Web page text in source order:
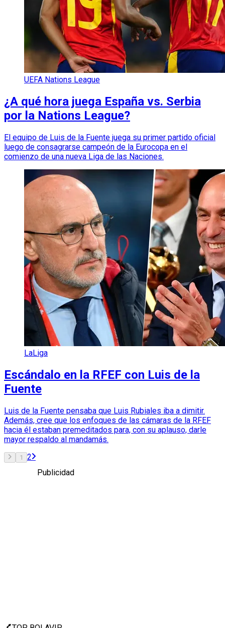
UEFA Nations League
¿A qué hora juega España vs. Serbia
por la Nations League?
El equipo de Luis de la Fuente juega su primer partido oficial
luego de consagrarse campeón de la Eurocopa en el
comienzo de una nueva Liga de las Naciones.
LaLiga
Escándalo en la RFEF con Luis de la
Fuente
Luis de la Fuente pensaba que Luis Rubiales iba a dimitir.
Además, cree que los enfoques de las cámaras de la RFEF
hacia él estaban premeditados para, con su aplauso, darle
mayor respaldo al mandamás.
1
2
Publicidad